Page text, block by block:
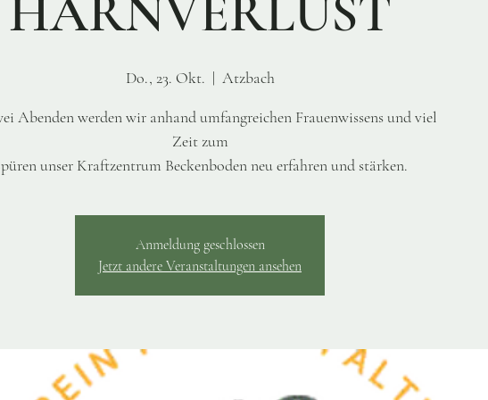
HARNVERLUST
Do., 23. Okt.
  |
Atzbach
Abenden werden wir anhand umfangreichen Frauenwissens und viel
Zeit zum
unser Kraftzentrum Beckenboden neu erfahren und stärken.
Anmeldung geschlossen
Jetzt andere Veranstaltungen ansehen